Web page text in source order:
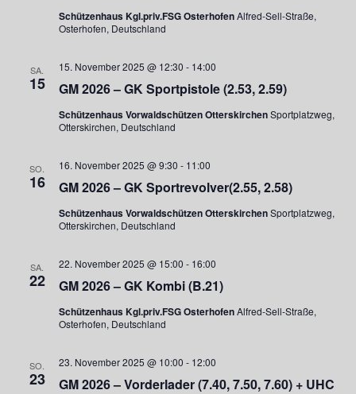
Schützenhaus Kgl.priv.FSG OsterhofenAlfred-Sell-Straße,
Osterhofen, Deutschland
SA.
15 GM 2026 – GK Sportpistole (2.53, 2.59)
15. November 2025 @ 12:30 - 14:00
Schützenhaus Vorwaldschützen OtterskirchenSportplatzweg,
Otterskirchen, Deutschland
SO.
16 GM 2026 – GK Sportrevolver(2.55, 2.58)
16. November 2025 @ 9:30 - 11:00
Schützenhaus Vorwaldschützen OtterskirchenSportplatzweg,
Otterskirchen, Deutschland
SA.
22 GM 2026 – GK Kombi (B.21)
22. November 2025 @ 15:00 - 16:00
Schützenhaus Kgl.priv.FSG OsterhofenAlfred-Sell-Straße,
Osterhofen, Deutschland
SO.
23 GM 2026 – Vorderlader (7.40, 7.50, 7.60) + UHC
23. November 2025 @ 10:00 - 12:00